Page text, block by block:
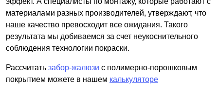
материалами разных производителей, утверждают, что
наше качество превосходит все ожидания. Такого
результата мы добиваемся за счет неукоснительного
соблюдения технологии покраски.
Рассчитать забор-жалюзи с полимерно-порошковым
покрытием можете в нашем калькуляторе